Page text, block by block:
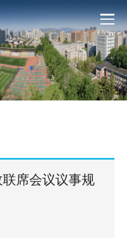
席会议议事规